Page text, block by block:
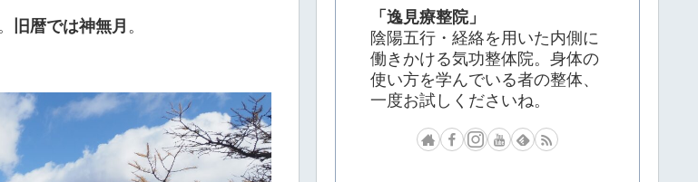
旧暦では神無月 。
「逸見療整院」
陰陽五行・経絡を用いた内側に
働きかける気功整体院。身体の
使い方を学んでいる者の整体、
一度お試しくださいね。